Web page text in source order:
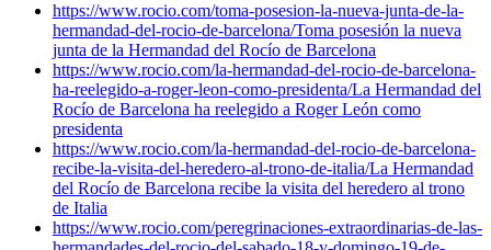
https://www.rocio.com/toma-posesion-la-nueva-junta-de-la-
hermandad-del-rocio-de-barcelona/Toma posesión la nueva
junta de la Hermandad del Rocío de Barcelona
https://www.rocio.com/la-hermandad-del-rocio-de-barcelona-
ha-reelegido-a-roger-leon-como-presidenta/La Hermandad del
Rocío de Barcelona ha reelegido a Roger León como
presidenta
https://www.rocio.com/la-hermandad-del-rocio-de-barcelona-
recibe-la-visita-del-heredero-al-trono-de-italia/La Hermandad
del Rocío de Barcelona recibe la visita del heredero al trono
de Italia
https://www.rocio.com/peregrinaciones-extraordinarias-de-las-